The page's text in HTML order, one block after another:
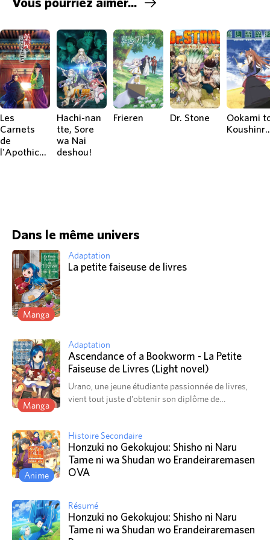
Les
Carnets
de
l'Apothicaire
Hachi-nan
tte, Sore
wa Nai
deshou!
Frieren Dr. Stone
Ookami
Dans le même univers
Manga
Adaptation
La petite faiseuse de livres
Manga
Adaptation
Ascendance of a Bookworm - La Petite
Faiseuse de Livres (Light novel)
Urano, une jeune étudiante passionnée de livres,
vient tout juste d'obtenir son diplôme de
commencer ce travail qu'elle a tant convoité…
Cependant ce jour n'arrivera pas : elle est tuée dans
un tremblement de terre dans lequel elle meurt
écrasée sous le poids de ses propres livres !
plus, elle se retrouve dans le corps de Maïn, une
fillette de cinq ans membre d'une famille pauvre
dont le père est un humble soldat. Le monde
Anime
Histoire Secondaire
Honzuki no Gekokujou: Shisho ni Naru
Tame ni wa Shudan wo Erandeiraremasen
OVA
Résumé
Honzuki no Gekokujou: Shisho ni Naru
Tame ni wa Shudan wo Erandeiraremasen